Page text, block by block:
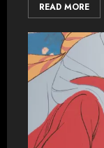
READ MORE